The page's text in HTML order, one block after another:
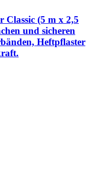
Classic (5 m x 2,5
und sicheren
Heftpflaster